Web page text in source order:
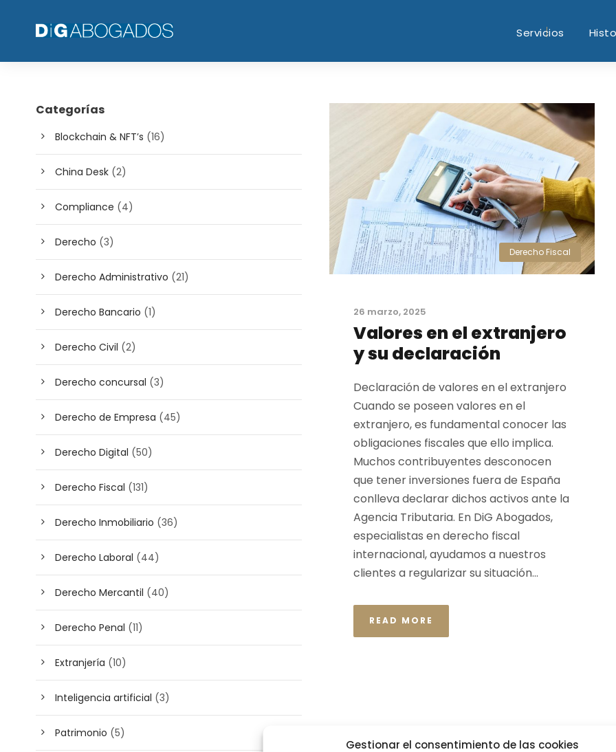
Gestionar el consentimiento de las cookies
Servicios
Derecho Fiscal
26 marzo, 2025
Valores en el extranjero
y su declaración
Declaración de valores en el extranjero
Cuando se poseen valores en el
extranjero, es fundamental conocer las
obligaciones fiscales que ello implica.
Muchos contribuyentes desconocen
que tener inversiones fuera de España
conlleva declarar dichos activos ante la
Agencia Tributaria. En DiG Abogados,
especialistas en derecho fiscal
internacional, ayudamos a nuestros
clientes a regularizar su situación...
READ MORE
Categorías
Blockchain & NFT’s (16)
China Desk (2)
Compliance (4)
Derecho (3)
Derecho Administrativo (21)
Derecho Bancario (1)
Derecho Civil (2)
Derecho concursal (3)
Derecho de Empresa (45)
Derecho Digital (50)
Derecho Fiscal (131)
Derecho Inmobiliario (36)
Derecho Laboral (44)
Derecho Mercantil (40)
Derecho Penal (11)
Extranjería (10)
Inteligencia artificial (3)
Patrimonio (5)